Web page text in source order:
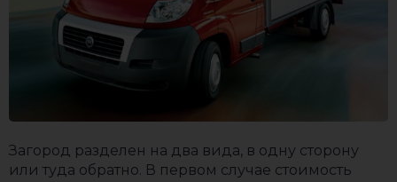
Загород разделен на два вида, в одну сторону
или туда обратно. В первом случае стоимость